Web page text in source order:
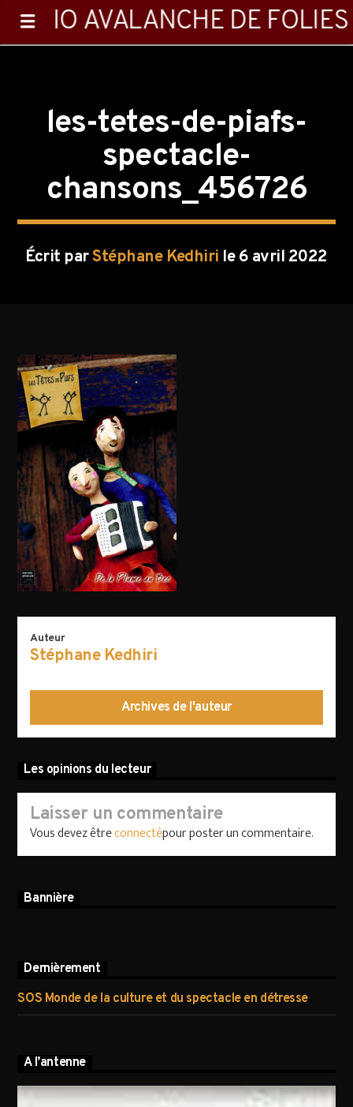
RADIO AVALANCHE DE FOLIES
0:00
AVALANCHE DE FOLIES
les-tetes-de-piafs-
spectacle-
chansons_456726
Écrit parStéphane Kedhiri le 6 avril 2022
Auteur
Stéphane Kedhiri
Archives de l'auteur
Les opinions du lecteur
Laisser un commentaire
Vous devez êtreconnectépour poster un commentaire.
Bannière
Dernièrement
SOS Monde de la culture et du spectacle en détresse
A l’antenne